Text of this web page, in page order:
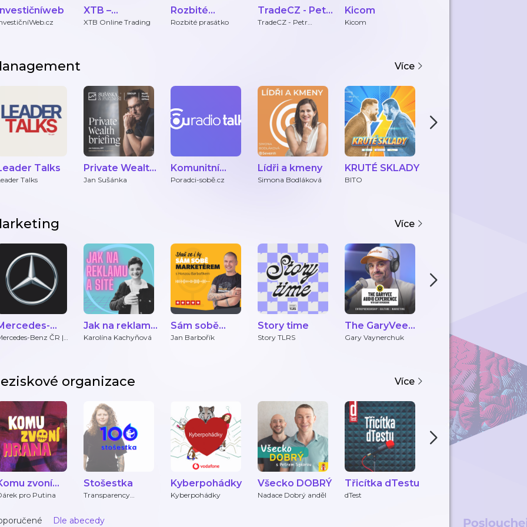
XTB –
INVESTICE &
XTB Online Trading
Rozbité
prasátko
Rozbité prasátko
TradeCZ - Petr
Plecháč
TradeCZ - Petr
Kicom
Kicom
Více
Talks
Talks
Private Wealth
Briefing
Jan Sušánka
Komunitní
profesní
Poradci-sobě.cz
Lídři a kmeny
Simona Bodláková
KRUTÉ SKLADY
BITO
Více
ČR | Vans
Benz ČR |
Jak na reklamu
a sítě
Karolína Kachyňová
Sám sobě
marketérem
Jan Barbořík
Story time
Story TLRS
The GaryVee
Audio
Gary Vaynerchuk
Talks
Czech Tech Talks
organizace Více
zvoní
pro Putina
Stošestka
Transparency
Kyberpohádky
Kyberpohádky
Všecko DOBRÝ
Nadace Dobrý anděl
Třicítka dTestu
dTest
Dle abecedy